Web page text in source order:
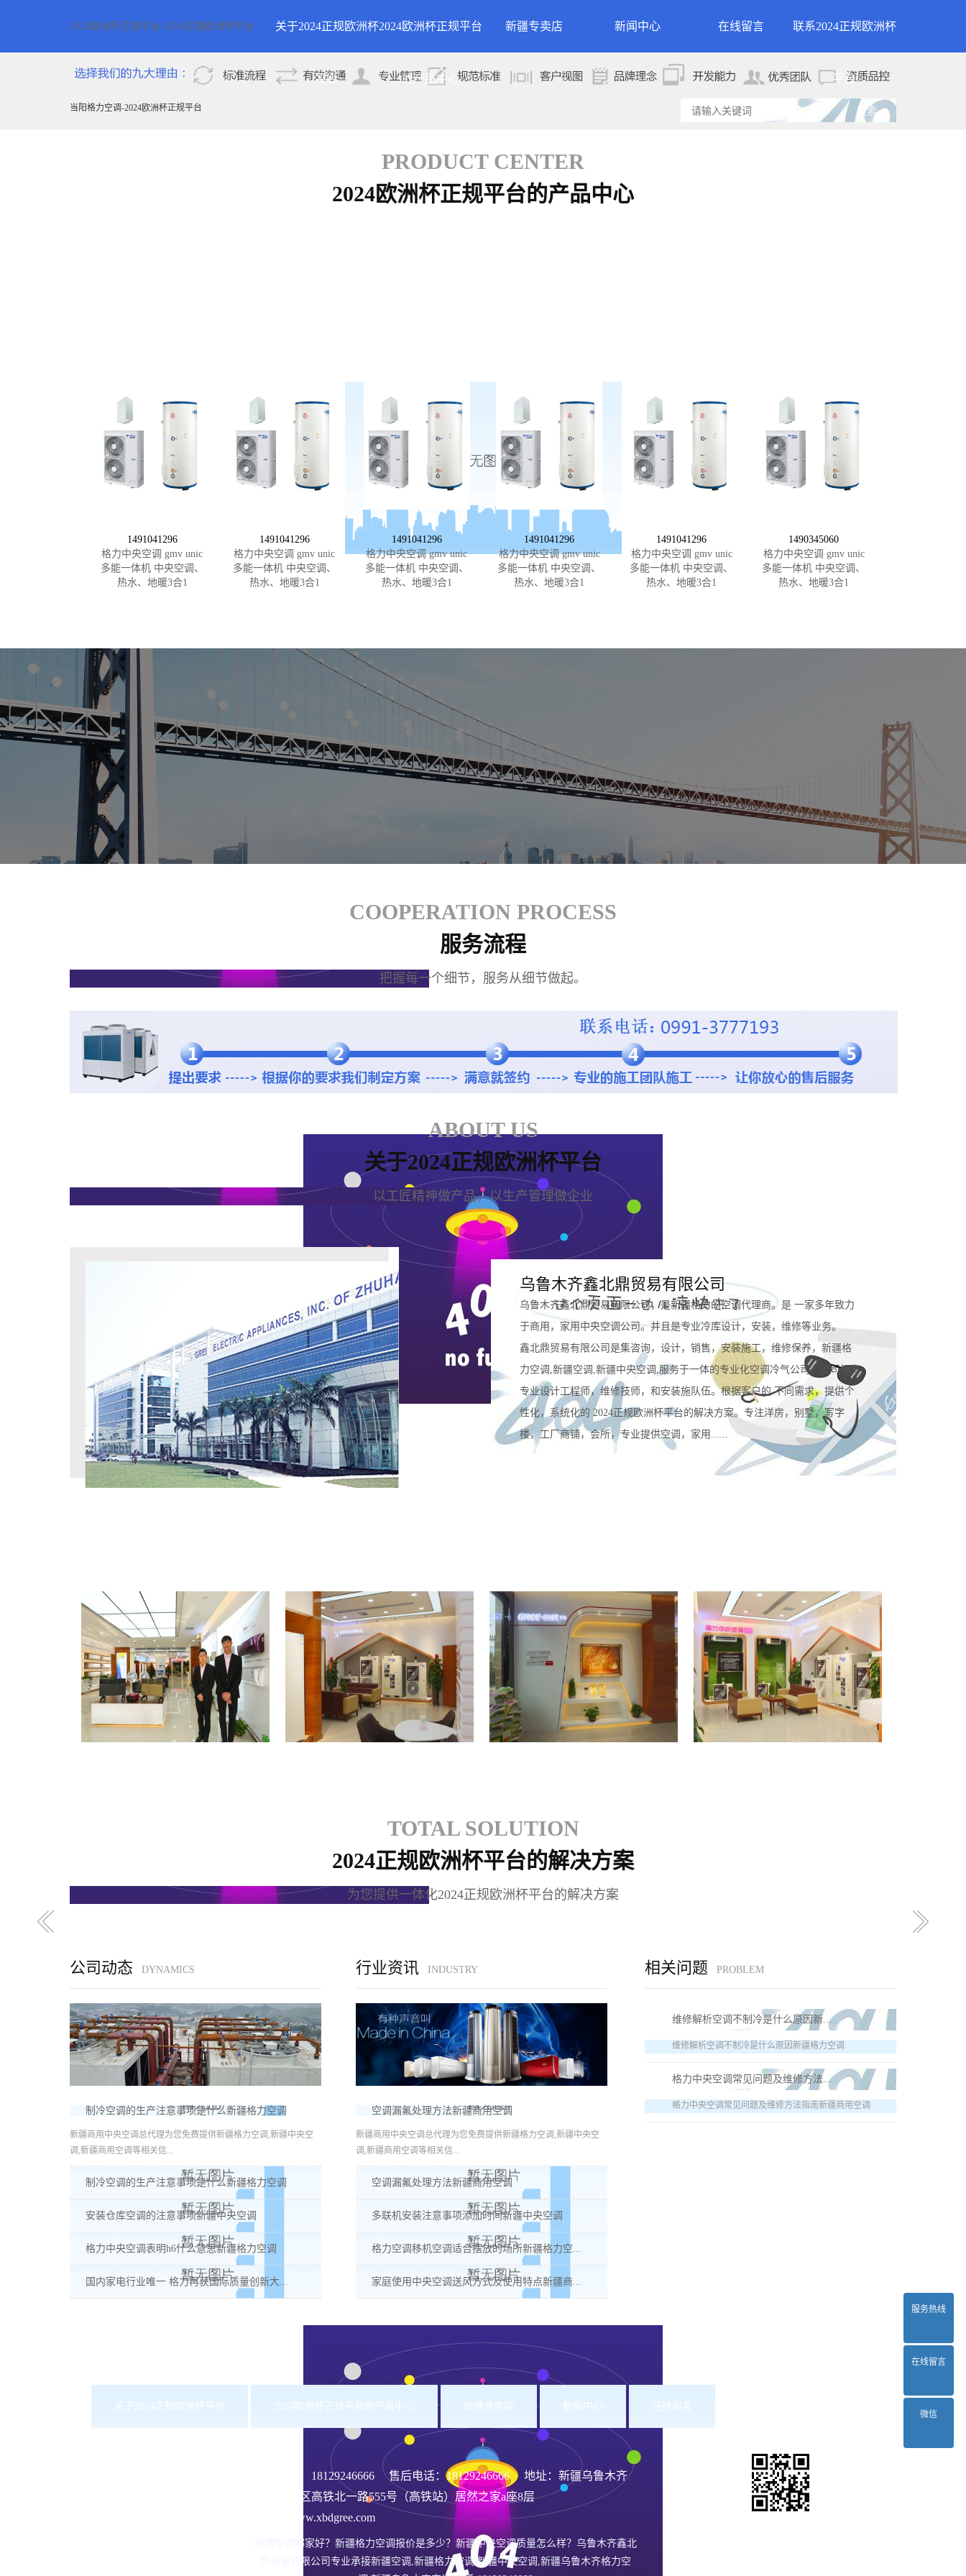
2024欧洲杯正规平台-2024正规欧洲杯平台 关于2024正规欧洲杯
平台
2024欧洲杯正规平台的
2024欧洲杯正规平台
的产品中心
新疆专卖店 新闻中心 在线留言 联系2024正规欧洲杯
平台
当阳格力空调-2024欧洲杯正规平台
PRODUCT CENTER
2024欧洲杯正规平台的产品中心
1491041296
格力中央空调 gmv unic
多能一体机 中央空调、
热水、地暖3合1
1491041296
格力中央空调 gmv unic
多能一体机 中央空调、
热水、地暖3合1
1491041296
格力中央空调 gmv unic
多能一体机 中央空调、
热水、地暖3合1
1491041296
格力中央空调 gmv unic
多能一体机 中央空调、
热水、地暖3合1
1491041296
格力中央空调 gmv unic
多能一体机 中央空调、
热水、地暖3合1
1490345060
格力中央空调 gmv unic
多能一体机 中央空调、
热水、地暖3合1
COOPERATION PROCESS
服务流程
把握每一个细节，服务从细节做起。
ABOUT US
关于2024正规欧洲杯平台
以工匠精神做产品，以生产管理做企业
乌鲁木齐鑫北鼎贸易有限公司
乌鲁木齐鑫北鼎贸易有限公司，是新疆格力的空调代理商。是 一家多年致力
于商用，家用中央空调公司。并且是专业冷库设计，安装，维修等业务。
鑫北鼎贸易有限公司是集咨询，设计，销售，安装施工，维修保养，新疆格
力空调,新疆空调,新疆中央空调,服务于一体的专业化空调冷气公司。公司拥有
专业设计工程师，维修技师，和安装施队伍。根据客户的 不同需求，提供个
性化，系统化的 2024正规欧洲杯平台的解决方案。专注洋房，别墅，写字
楼，工厂商铺，会所，专业提供空调，家用......
TOTAL SOLUTION
2024正规欧洲杯平台的解决方案
为您提供一体化2024正规欧洲杯平台的解决方案
公司动态 DYNAMICS
制冷空调的生产注意事项是什么新疆格力空调
新疆商用中央空调总代理为您免费提供新疆格力空调,新疆中央空
调,新疆商用空调等相关信...
制冷空调的生产注意事项是什么新疆格力空调
安装仓库空调的注意事项新疆中央空调
格力中央空调表明h6什么意思新疆格力空调
国内家电行业唯一 格力再获国际质量创新大...
行业资讯 INDUSTRY
空调漏氟处理方法新疆商用空调
新疆商用中央空调总代理为您免费提供新疆格力空调,新疆中央空
调,新疆商用空调等相关信...
空调漏氟处理方法新疆商用空调
多联机安装注意事项添加时间新疆中央空调
格力空调移机空调适合摆放的场所新疆格力空...
家庭使用中央空调送风方式及使用特点新疆商...
相关问题 PROBLEM
维修解析空调不制冷是什么原因新...
维修解析空调不制冷是什么原因新疆格力空调
格力中央空调常见问题及维修方法...
格力中央空调常见问题及维修方法指南新疆商用空调
关于2024正规欧洲杯平台 2024欧洲杯正规平台的产品中心 新疆专卖店 新闻中心 在线留言
18129246666 售后电话：18129246666 地址：新疆乌鲁木齐
沙依巴克区高铁北一路555号（高铁站）居然之家a座8层
网址：www.xbdgree.com
新疆空调哪家好？新疆格力空调报价是多少？新疆中央空调质量怎么样？乌鲁木齐鑫北
鼎贸易有限公司专业承接新疆空调,新疆格力空调,新疆中央空调,新疆乌鲁木齐格力空
服务热线
在线留言
微信